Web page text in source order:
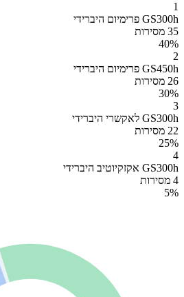
1
GS300h פרימיום היברידי
35 מסירות
40%
2
GS450h פרימיום היברידי
26 מסירות
30%
3
GS300h לאקשרי היברידי
22 מסירות
25%
4
GS300h אקזקיוטיב היברידי
4 מסירות
5%